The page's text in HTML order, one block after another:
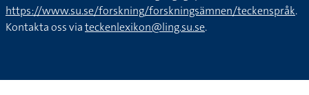
https://www.su.se/forskning/forskningsämnen/teckenspråk.
Kontakta oss viateckenlexikon@ling.su.se.